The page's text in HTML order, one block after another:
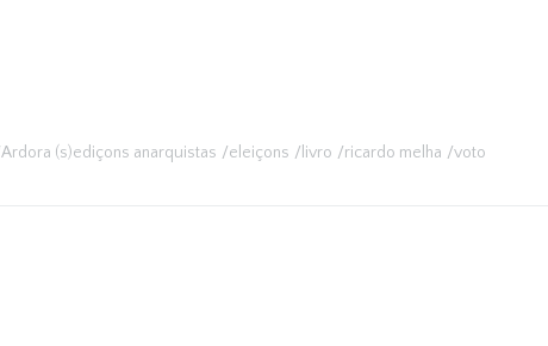
Ardora (s)ediçons anarquistas eleiçons livro ricardo melha voto